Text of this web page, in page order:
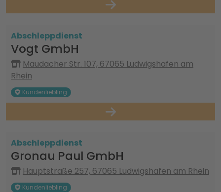
Abschleppdienst
Vogt GmbH
Maudacher Str. 107, 67065 Ludwigshafen am
Rhein
Kundenliebling
Abschleppdienst
Gronau Paul GmbH
Hauptstraße 257, 67065 Ludwigshafen am Rhein
Kundenliebling